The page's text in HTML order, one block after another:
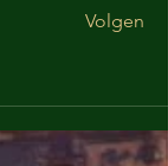
Volgen